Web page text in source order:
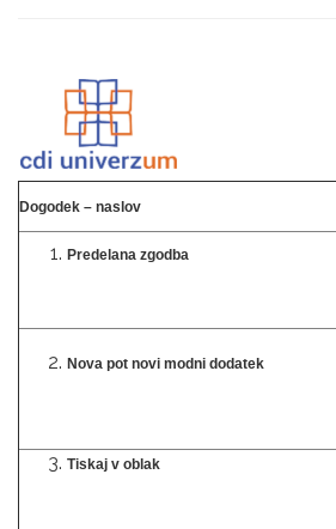
Dogodek – naslov
Predelana zgodba
Nova pot novi modni dodatek
Tiskaj v oblak